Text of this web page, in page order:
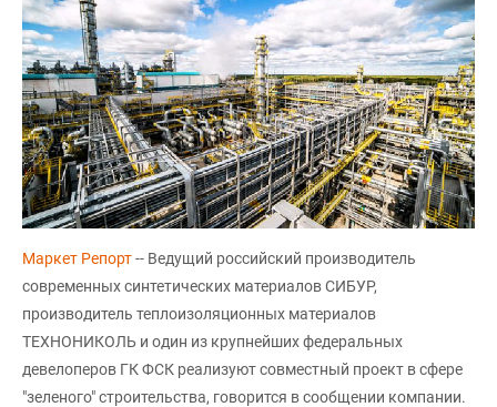
Маркет Репорт-- Ведущий российский производитель
современных синтетических материалов СИБУР,
производитель теплоизоляционных материалов
ТЕХНОНИКОЛЬ и один из крупнейших федеральных
девелоперов ГК ФСК реализуют совместный проект в сфере
"зеленого" строительства, говорится в сообщении компании.